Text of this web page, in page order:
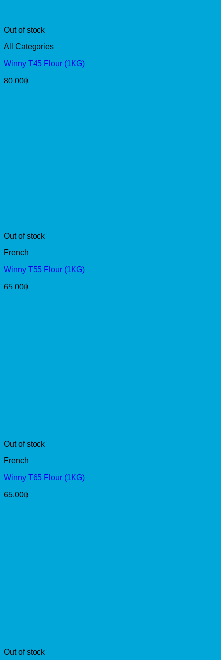
Out of stock
All Categories
Winny T45 Flour (1KG)
80.00฿
Out of stock
French
Winny T55 Flour (1KG)
65.00฿
Out of stock
French
Winny T65 Flour (1KG)
65.00฿
Out of stock